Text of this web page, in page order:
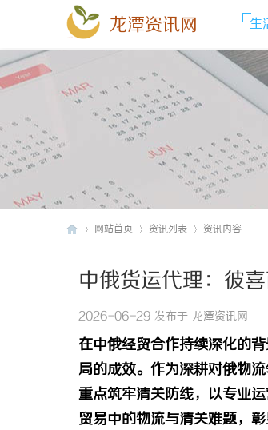
龙潭资讯网 生
网站首页 资讯列表 资讯内容
中俄货运代理：彼
2026-06-29 发布于 龙潭资讯网
在中俄经贸合作持续深化的
局的成效。作为深耕对俄物
重点筑牢清关防线，以专业
贸易中的物流与清关难题，